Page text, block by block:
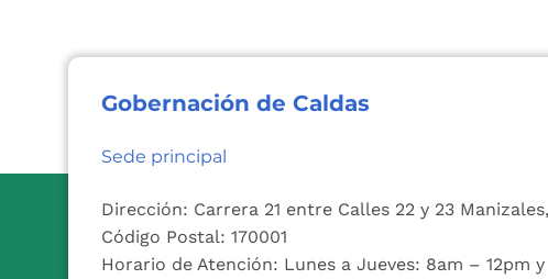
Gobernación de Caldas
Sede principal
Dirección: Carrera 21 entre Calles 22 y 23
Código Postal: 170001
Horario de Atención: Lunes a Jueves: 8am – 12pm